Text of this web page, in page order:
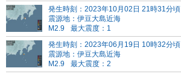
発生時刻：2023年10月02日 21時31分頃
震源地：伊豆大島近海
M2.9
最大震度：1
発生時刻：2023年06月19日 10時32分頃
震源地：伊豆大島近海
M2.9
最大震度：2